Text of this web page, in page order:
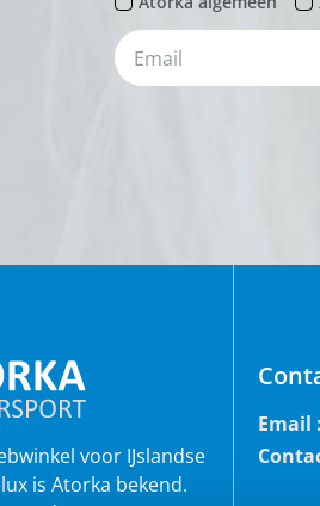
voor IJslandse
is Atorka bekend.
Email :